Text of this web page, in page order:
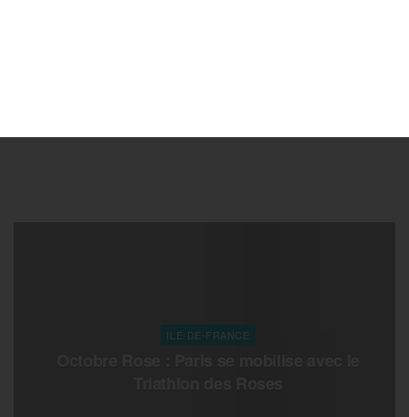
ILE-DE-FRANCE